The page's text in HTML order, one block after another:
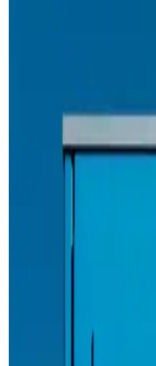
Çözümleri
HP tonerleri,
ofis ve ev
Canon 490
Canon 490
uyumlu ve
baskı kalitenizi